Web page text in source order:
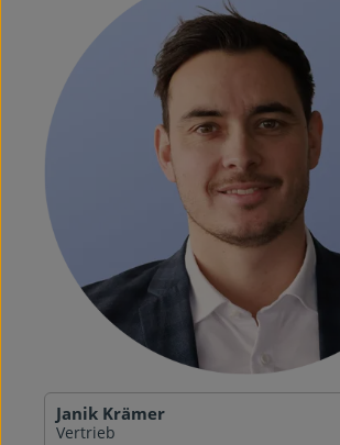
Janik Krämer
Vertrieb